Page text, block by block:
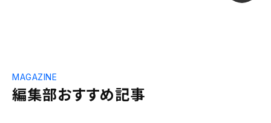
編集部おすすめ記事
MAGAZINE